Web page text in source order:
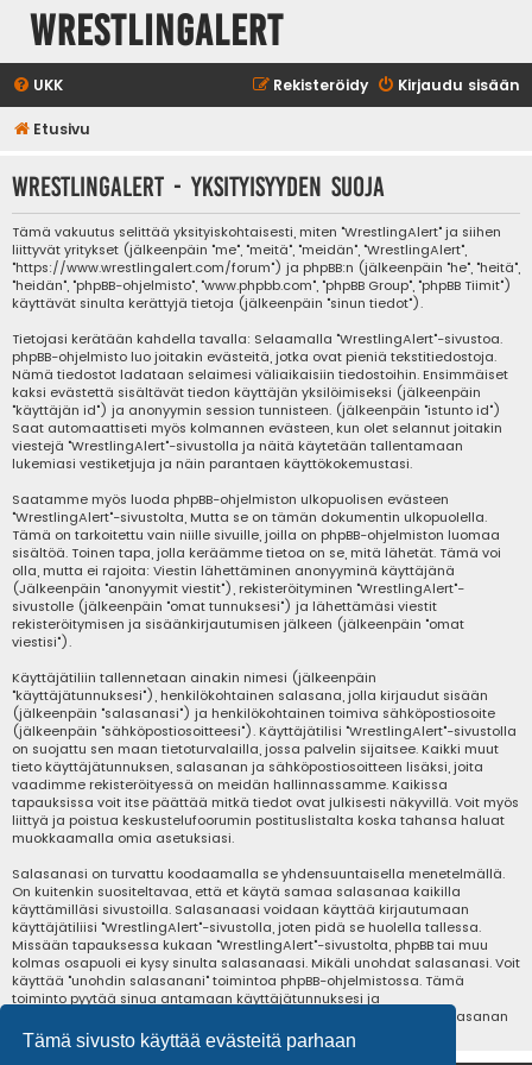
Tämä sivusto käyttää evästeitä parhaan
WrestlingAlert
UKK Kirjaudu sisään
Rekisteröidy
Etusivu
WrestlingAlert - Yksityisyyden suoja
Tämä vakuutus selittää yksityiskohtaisesti, miten "WrestlingAlert" ja siihen
liittyvät yritykset (jälkeenpäin "me", "meitä", "meidän", "WrestlingAlert",
"https://www.wrestlingalert.com/forum") ja phpBB:n (jälkeenpäin "he", "heitä",
"heidän", "phpBB-ohjelmisto", "www.phpbb.com", "phpBB Group", "phpBB Tiimit")
käyttävät sinulta kerättyjä tietoja (jälkeenpäin "sinun tiedot").
Tietojasi kerätään kahdella tavalla: Selaamalla "WrestlingAlert"-sivustoa.
phpBB-ohjelmisto luo joitakin evästeitä, jotka ovat pieniä tekstitiedostoja.
Nämä tiedostot ladataan selaimesi väliaikaisiin tiedostoihin. Ensimmäiset
kaksi evästettä sisältävät tiedon käyttäjän yksilöimiseksi (jälkeenpäin
"käyttäjän id") ja anonyymin session tunnisteen. (jälkeenpäin "istunto id")
Saat automaattiseti myös kolmannen evästeen, kun olet selannut joitakin
viestejä "WrestlingAlert"-sivustolla ja näitä käytetään tallentamaan
lukemiasi vestiketjuja ja näin parantaen käyttökokemustasi.
Saatamme myös luoda phpBB-ohjelmiston ulkopuolisen evästeen
"WrestlingAlert"-sivustolta, Mutta se on tämän dokumentin ulkopuolella.
Tämä on tarkoitettu vain niille sivuille, joilla on phpBB-ohjelmiston luomaa
sisältöä. Toinen tapa, jolla keräämme tietoa on se, mitä lähetät. Tämä voi
olla, mutta ei rajoita: Viestin lähettäminen anonyyminä käyttäjänä
(Jälkeenpäin "anonyymit viestit"), rekisteröityminen "WrestlingAlert"-
sivustolle (jälkeenpäin "omat tunnuksesi") ja lähettämäsi viestit
rekisteröitymisen ja sisäänkirjautumisen jälkeen (jälkeenpäin "omat
viestisi").
Käyttäjätiliin tallennetaan ainakin nimesi (jälkeenpäin
"käyttäjätunnuksesi"), henkilökohtainen salasana, jolla kirjaudut sisään
(jälkeenpäin "salasanasi") ja henkilökohtainen toimiva sähköpostiosoite
(jälkeenpäin "sähköpostiosoitteesi"). Käyttäjätilisi "WrestlingAlert"-sivustolla
on suojattu sen maan tietoturvalailla, jossa palvelin sijaitsee. Kaikki muut
tieto käyttäjätunnuksen, salasanan ja sähköpostiosoitteen lisäksi, joita
vaadimme rekisteröityessä on meidän hallinnassamme. Kaikissa
tapauksissa voit itse päättää mitkä tiedot ovat julkisesti näkyvillä. Voit myös
liittyä ja poistua keskustelufoorumin postituslistalta koska tahansa haluat
muokkaamalla omia asetuksiasi.
Salasanasi on turvattu koodaamalla se yhdensuuntaisella menetelmällä.
On kuitenkin suositeltavaa, että et käytä samaa salasanaa kaikilla
käyttämilläsi sivustoilla. Salasanaasi voidaan käyttää kirjautumaan
käyttäjätiliisi "WrestlingAlert"-sivustolla, joten pidä se huolella tallessa.
Missään tapauksessa kukaan "WrestlingAlert"-sivustolta, phpBB tai muu
kolmas osapuoli ei kysy sinulta salasanaasi. Mikäli unohdat salasanasi. Voit
käyttää "unohdin salasanani" toimintoa phpBB-ohjelmistossa. Tämä
toiminto pyytää sinua antamaan käyttäjätunnuksesi ja
sähköpostiosoitteesi, jonka jälkeen phpBB-ohjelmisto luo uuden salasanan
ja voit kirjautua jälleen sisään.